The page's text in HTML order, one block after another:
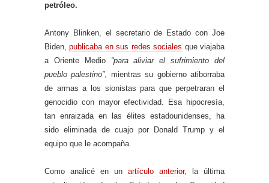
petróleo.
Antony Blinken, el secretario de Estado con Joe
Biden,publicaba en sus redes sociales que viajaba
a Oriente Medio “para aliviar el sufrimiento del
pueblo palestino”, mientras su gobierno atiborraba
de armas a los sionistas para que perpetraran el
genocidio con mayor efectividad. Esa hipocresía,
tan enraizada en las élites estadounidenses, ha
sido eliminada de cuajo por Donald Trump y el
equipo que le acompaña.
Como analicé en un artículo anterior, la última